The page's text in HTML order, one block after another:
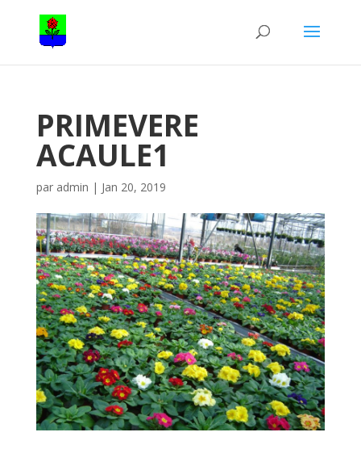
PRIMEVERE
ACAULE1
par admin | Jan 20, 2019